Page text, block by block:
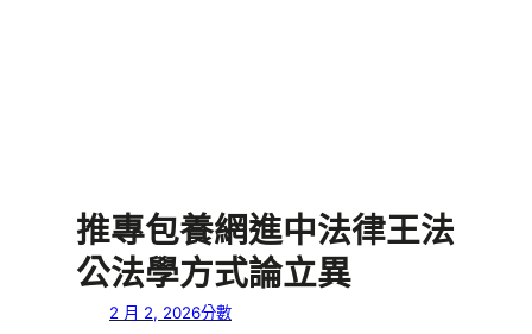
推專包養網進中法律王法
公法學方式論立異
2 月 2, 2026分數